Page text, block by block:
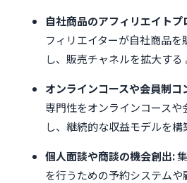
自社商品のアフィリエイト
フィリエイターが自社商品
し、販売チャネルを拡大する
オンラインコースや会員制コ
専門性をオンラインコース
し、継続的な収益モデルを構
個人面談や商談の機会創出:
を行うための予約システム